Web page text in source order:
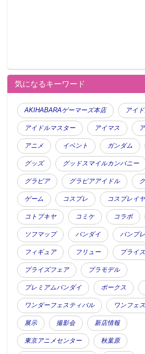
この記事が気に入ったらフォロ
気になるキーワード
AKIHABARAゲーマーズ本店 アイ
アイドルマスター アイマス
アニメ イベント ガンダム
グッズ グッドスマイルカンパニー
グラビア グラビアアイドル
ゲーム コスプレ コスプレイ
コトブキヤ コミケ コラボ
ソフマップ バンダイ バンプ
フィギュア フリュー プライズ
プライズフェア プラモデル
プレミアムバンダイ ボークス
ワンダーフェスティバル ワンフェス
展示 撮影会 新店情報
東京アニメセンター 秋葉原